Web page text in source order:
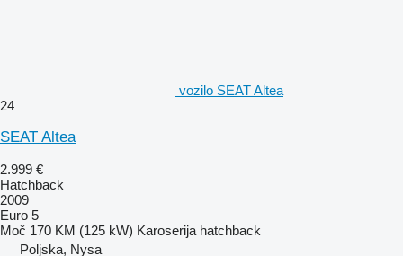
vozilo SEAT Altea
24
SEAT Altea
2.999 €
Hatchback
2009
Euro 5
Moč 170 KM (125 kW) Karoserija hatchback
Poljska, Nysa